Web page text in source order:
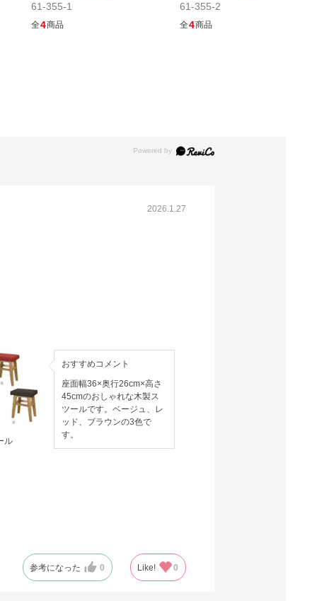
61-355-1
全4商品
61-355-2
全4商品
2026.1.27
ル
おすすめコメント
座面幅36×奥行26cm×高さ
45cmのおしゃれな木製ス
ツールです。ベージュ、レ
ッド、ブラウンの3色で
す。
参考になった 0 Like! 0